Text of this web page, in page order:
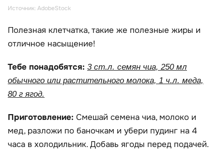
Источник: AdobeStock
Полезная клетчатка, такие же полезные жиры и
отличное насыщение!
Тебе понадобятся: 3 ст.л. семян чиа, 250 мл
обычного или растительного молока, 1 ч.л. меда,
80 г ягод.
Приготовление: Смешай семена чиа, молоко и
мед, разложи по баночкам и убери пудинг на 4
часа в холодильник. Добавь ягоды перед подачей.